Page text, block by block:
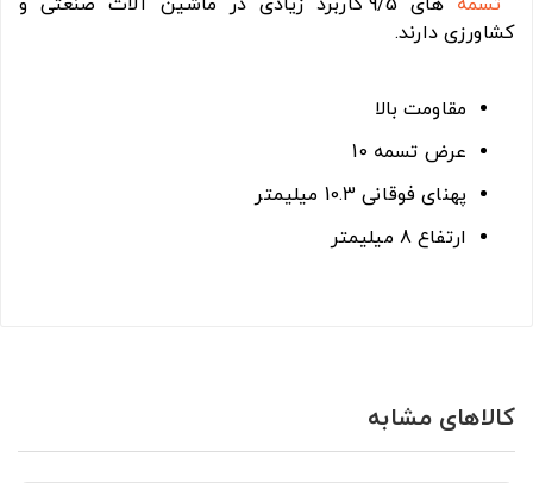
کشاورزی دارند.
مقاومت بالا
عرض تسمه 10
پهنای فوقانی 10.3 میلیمتر
ارتفاع 8 میلیمتر
کالاهای مشابه